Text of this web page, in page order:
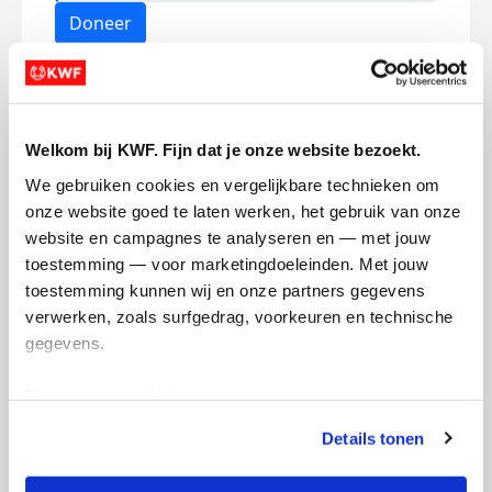
Welkom bij KWF. Fijn dat je onze website bezoekt.
We gebruiken cookies en vergelijkbare technieken om
onze website goed te laten werken, het gebruik van onze
website en campagnes te analyseren en — met jouw
toestemming — voor marketingdoeleinden. Met jouw
toestemming kunnen wij en onze partners gegevens
verwerken, zoals surfgedrag, voorkeuren en technische
gegevens.
tonen. Je kunt je toestemming op elk moment wijzigen of
intrekken via Cookie instellingen onderaan de pagina. De
Details tonen
Doneer